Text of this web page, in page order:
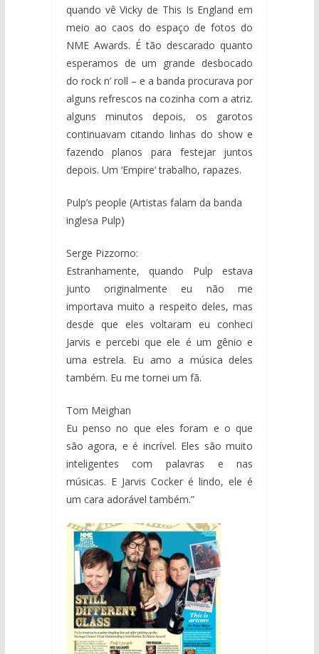
quando vê Vicky de This Is England em
meio ao caos do espaço de fotos do
NME Awards. É tão descarado quanto
esperamos de um grande desbocado
do rock n’ roll – e a banda procurava por
alguns refrescos na cozinha com a atriz.
alguns minutos depois, os garotos
continuavam citando linhas do show e
fazendo planos para festejar juntos
depois. Um ‘Empire’ trabalho, rapazes.
Pulp’s people (Artistas falam da banda
inglesa Pulp)
Serge Pizzorno:
Estranhamente, quando Pulp estava
junto originalmente eu não me
importava muito a respeito deles, mas
desde que eles voltaram eu conheci
Jarvis e percebi que ele é um gênio e
uma estrela. Eu amo a música deles
também. Eu me tornei um fã.
Tom Meighan
Eu penso no que eles foram e o que
são agora, e é incrível. Eles são muito
inteligentes com palavras e nas
músicas. E Jarvis Cocker é lindo, ele é
um cara adorável também.”